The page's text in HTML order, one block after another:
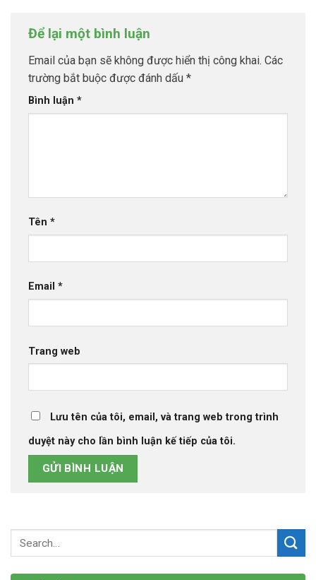
Để lại một bình luận
Email của bạn sẽ không được hiển thị công khai. Các
trường bắt buộc được đánh dấu *
Bình luận *
Tên *
Email *
Trang web
Lưu tên của tôi, email, và trang web trong trình
duyệt này cho lần bình luận kế tiếp của tôi.